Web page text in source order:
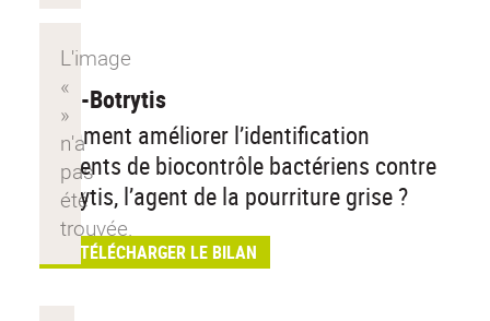
BCA-Botrytis
Comment améliorer l’identification
d’agents de biocontrôle bactériens contre
Botrytis, l’agent de la pourriture grise ?
TÉLÉCHARGER LE BILAN